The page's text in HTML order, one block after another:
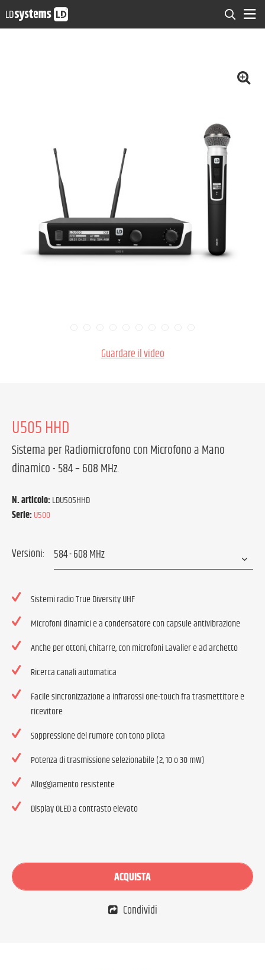
Guardare il video
U505 HHD
Sistema per Radiomicrofono con Microfono a Mano
dinamico - 584 – 608 MHz.
N. articolo:LDU505HHD
Serie:U500
Versioni:
Sistemi radio True Diversity UHF
Microfoni dinamici e a condensatore con capsule antivibrazione
Anche per ottoni, chitarre, con microfoni Lavalier e ad archetto
Ricerca canali automatica
Facile sincronizzazione a infrarossi one-touch fra trasmettitore e
ricevitore
Soppressione del rumore con tono pilota
Potenza di trasmissione selezionabile (2, 10 o 30 mW)
Alloggiamento resistente
Display OLED a contrasto elevato
ACQUISTA
Condividi